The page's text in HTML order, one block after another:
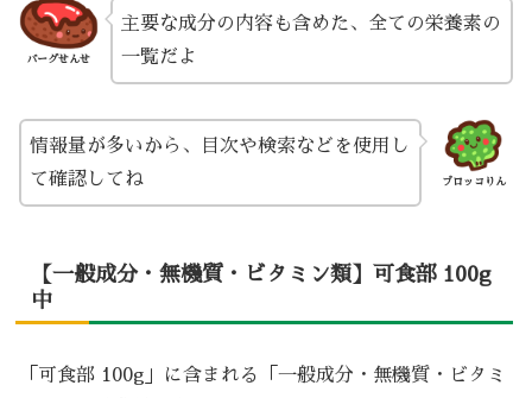
バーグせんせ
主要な成分の内容も含めた、全ての栄養素の
一覧だよ
ブロッコりん
情報量が多いから、目次や検索などを使用し
て確認してね
【一般成分・無機質・ビタミン類】可食部 100g
中
「可食部 100g」に含まれる「一般成分・無機質・ビタミ